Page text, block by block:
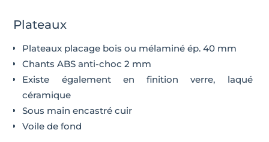
Plateaux
Plateaux placage bois ou mélaminé ép. 40 mm
Chants ABS anti-choc 2 mm
Existe également en finition verre, laqué
céramique
Sous main encastré cuir
Voile de fond